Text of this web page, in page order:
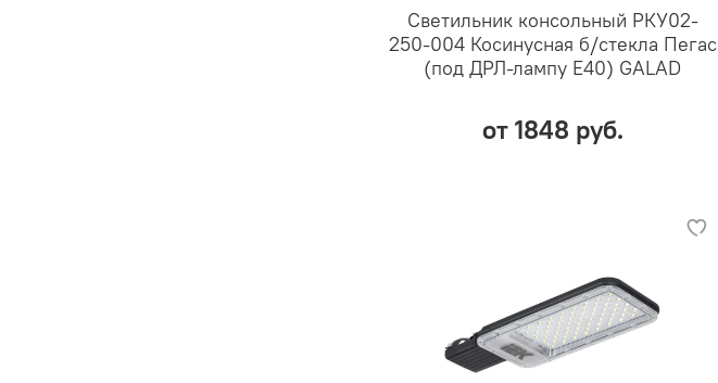
Светильник консольный РКУ02-
250-004 Косинусная б/стекла Пегас
(под ДРЛ-лампу Е40) GALAD
от 1848 руб.